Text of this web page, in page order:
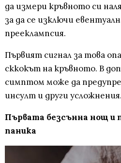
да измери кръвното си
за да се изключи
прееклампсия.
Първият сигнал за това
сккокът на кръвното. В
симптом може да
инсулт и други усложнения.
Първата безсънна нощ и
паника